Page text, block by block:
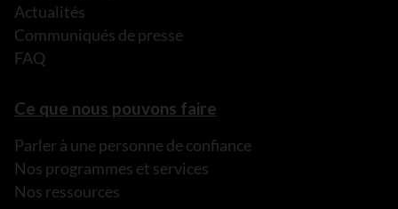
Actualités
Communiqués de presse
FAQ
Ce que nous pouvons faire
Parler à une personne de confiance
Nos programmes et services
Nos ressources